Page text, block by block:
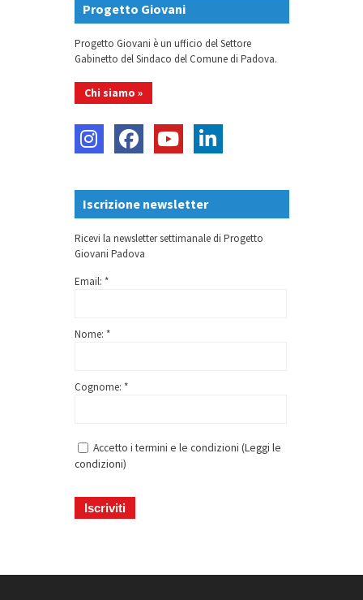
Progetto Giovani
Progetto Giovani è un ufficio del Settore
Gabinetto del Sindaco del Comune di Padova.
Chi siamo »
Iscrizione newsletter
Ricevi la newsletter settimanale di Progetto
Giovani Padova
Email: *
Nome: *
Cognome: *
Accetto i termini e le condizioni (Leggi le
condizioni)